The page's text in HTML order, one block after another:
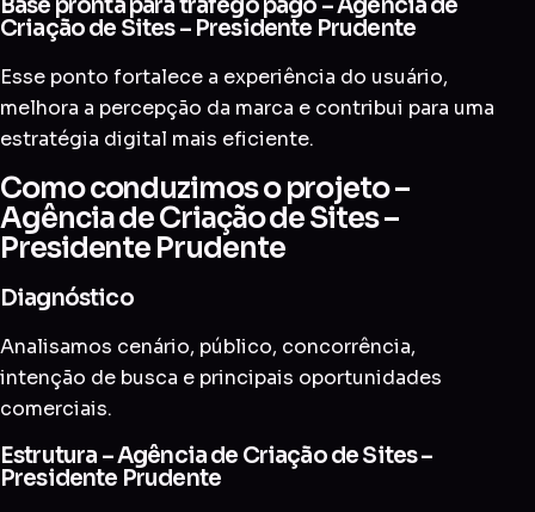
Criação de Sites – Presidente Prudente
Esse ponto fortalece a experiência do usuário,
melhora a percepção da marca e contribui para uma
estratégia digital mais eficiente.
Como conduzimos o projeto –
Agência de Criação de Sites –
Presidente Prudente
Diagnóstico
Analisamos cenário, público, concorrência,
intenção de busca e principais oportunidades
comerciais.
Estrutura – Agência de Criação de Sites –
Presidente Prudente